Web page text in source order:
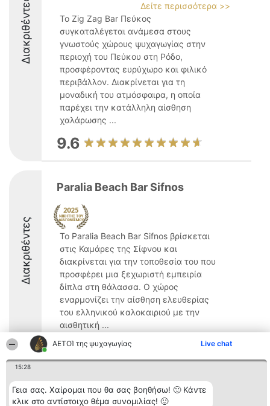
ΑΕΤΟΊ της ψυχαγωγίας Live chat
15:28
Γεια σας. Χαίρομαι που θα σας βοηθήσω! 🙂 Κάντε
κλικ στο αντίστοιχο θέμα συνομιλίας! 🙂
Διακριθέντες
Δείτε περισσότερα >>
Το Zig Zag Bar Πεύκος
συγκαταλέγεται ανάμεσα στους
γνωστούς χώρους ψυχαγωγίας στην
περιοχή του Πεύκου στη Ρόδο,
προσφέροντας ευρύχωρο και φιλικό
περιβάλλον. Διακρίνεται για τη
μοναδική του ατμόσφαιρα, η οποία
παρέχει την κατάλληλη αίσθηση
χαλάρωσης ...
9.6
Διακριθέντες
Paralia Beach Bar Sifnos
Το Paralia Beach Bar Sifnos βρίσκεται
στις Καμάρες της Σίφνου και
διακρίνεται για την τοποθεσία του που
προσφέρει μια ξεχωριστή εμπειρία
δίπλα στη θάλασσα. Ο χώρος
εναρμονίζει την αίσθηση ελευθερίας
του ελληνικού καλοκαιριού με την
αισθητική ...
8.6
Διοργανωτής της
κατάταξης
Κατάταξη
Διακριθέντες
Επικοινωνία